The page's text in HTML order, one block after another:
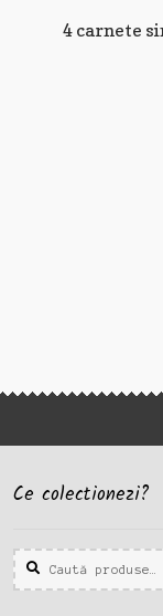
4 carnete
Ce colectionezi?
Caută
după:
Caută